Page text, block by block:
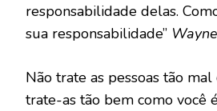
responsabilidade delas.
sua responsabilidade”
Não trate as pessoas tão mal
trate-as tão bem como você